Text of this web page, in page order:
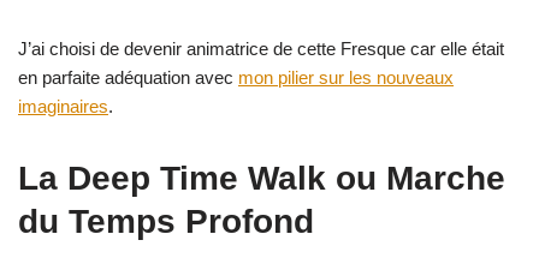
J’ai choisi de devenir animatrice de cette Fresque car elle était
en parfaite adéquation avec mon pilier sur les nouveaux
imaginaires.
La Deep Time Walk ou Marche
du Temps Profond